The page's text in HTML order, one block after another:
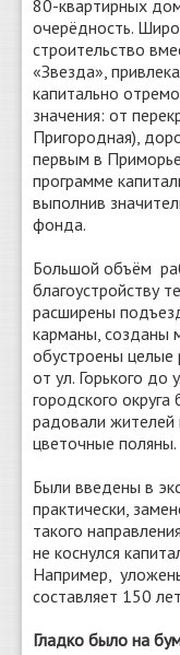
80-квартирных
очерёдность.
строительство
«Звезда»,
капитально
значения: от
Пригородная),
первым в
программе
выполнив
фонда.
Большой объём
благоустройству
расширены
карманы, созданы
обустроены
от ул. Горького до
городского
радовали жителей
цветочные поляны.
Были введены в
практически,
такого
не коснулся
Например,
составляет 150
Гладко было на